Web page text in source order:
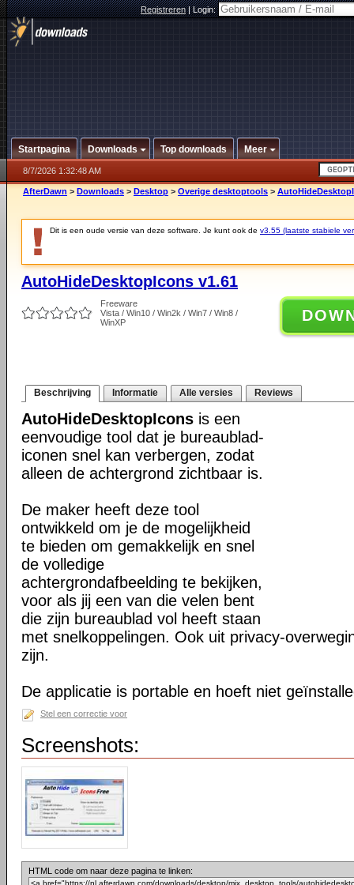
Registreren|Login:
Startpagina Downloads Top downloads Meer
8/7/2026 1:32:48 AM
AfterDawn > Downloads > Desktop > Overige desktoptools >
Dit is een oude versie van deze software. Je kunt ook de v3.55 (laatste stabiele
AutoHideDesktopIcons v1.61
Freeware
Vista / Win10 / Win2k / Win7 / Win8 /
WinXP
Beschrijving Informatie Alle versies Reviews
AutoHideDesktopIcons is een
eenvoudige tool dat je bureaublad-
iconen snel kan verbergen, zodat
alleen de achtergrond zichtbaar is.
De maker heeft deze tool
ontwikkeld om je de mogelijkheid
te bieden om gemakkelijk en snel
de volledige
achtergrondafbeelding te bekijken,
voor als jij een van die velen bent
die zijn bureaublad vol heeft staan
met snelkoppelingen. Ook uit privacy-
zijn.
De applicatie is portable en hoeft niet
Stel een correctie voor
Screenshots:
HTML code om naar deze pagina te linken: